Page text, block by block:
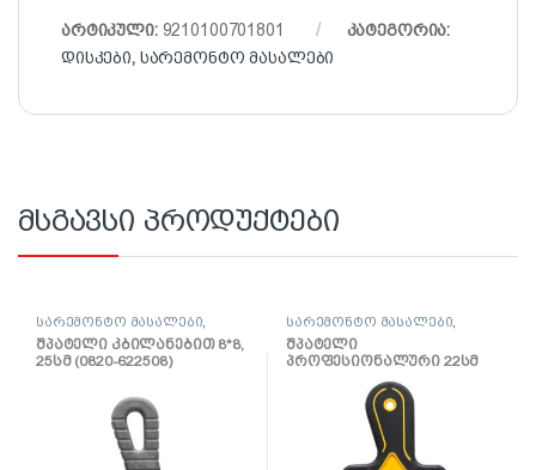
არტიკული: 9210100701801
კატეგორია:
დისკები, სარემონტო მასალები
მსგავსი პროდუქტები
სარემონტო მასალები
შპატელი, საპრიალებელი,
ქაფჩა
შპატელი კბილანებით 8*8,
25სმ (0820-622508)
სარემონტო მასალები
შპატელი, საპრიალებელი,
ქაფჩა
შპატელი
პროფესიონალური 22სმ